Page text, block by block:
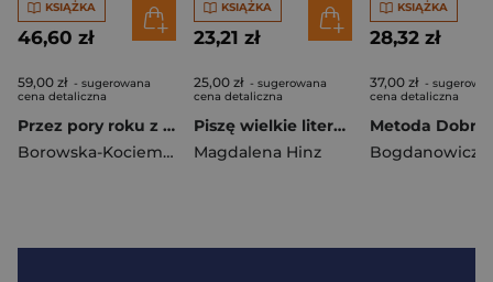
KSIĄŻKA
46,60 zł
59,00 zł - sugerowana
cena detaliczna
Przez pory roku z symbolami MÓWik Podręcznik dla uczniów z niepełnosprawnością intelektualną
Borowska-Kociemba Agnieszka
,Krukowska Małgorzata
KSIĄŻKA
23,21 zł
25,00 zł - sugerowana
cena detaliczna
Piszę wielkie litery po śladzie 2 Wyrazy i zdania
Magdalena Hinz
KSIĄŻKA
28,32 zł
37,00 zł -
cena detaliczna
Bogdanowicz